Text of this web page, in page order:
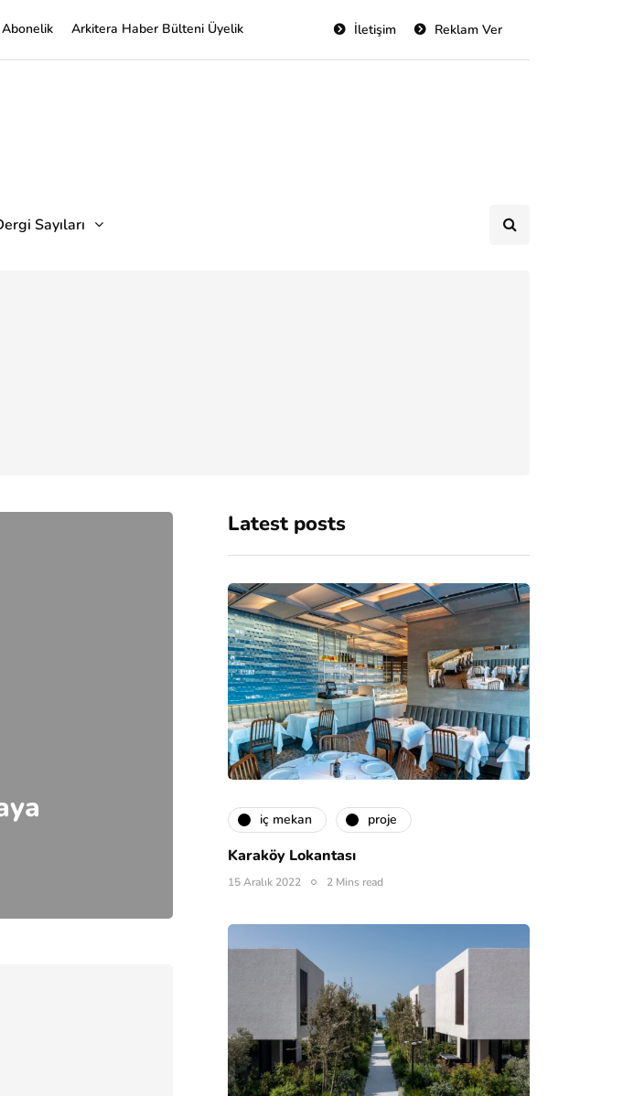
Abonelik Arkitera Haber Bülteni Üyelik Reklam Ver
İletişim
Sayıları
Latest posts
i̇ç mekan proje
Karaköy Lokantası
15 Aralık 2022 2 Mins read